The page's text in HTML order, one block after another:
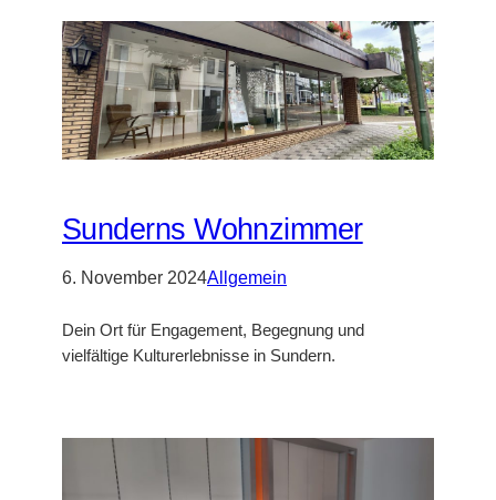
Sunderns Wohnzimmer
6. November 2024Allgemein
Dein Ort für Engagement, Begegnung und
vielfältige Kulturerlebnisse in Sundern.